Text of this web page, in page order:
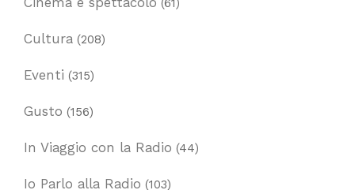
(61)
Cultura (208)
Eventi (315)
Gusto (156)
In Viaggio con la Radio (44)
Io Parlo alla Radio (103)